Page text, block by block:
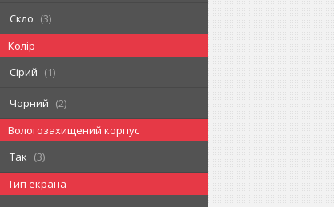
Скло
3
Колір
Сірий
1
Чорний
2
Вологозахищений корпус
Так
3
Тип екрана